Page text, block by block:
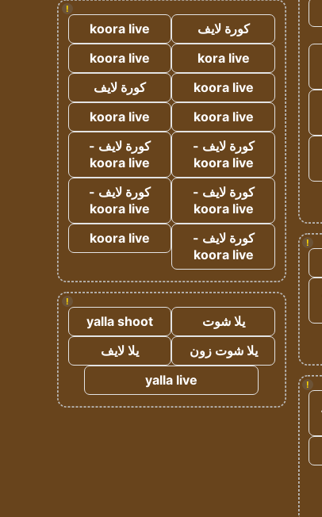
!
!
!
كورة لايف
koora live
kora live
koora live
koora live
كورة لايف
koora live
koora live
كورة لايف -
koora live
كورة لايف -
koora live
كورة لايف -
koora live
كورة لايف -
koora live
كورة لايف -
koora live
koora live
!
يلا شوت
yalla shoot
يلا شوت زون
يلا لايف
yalla live